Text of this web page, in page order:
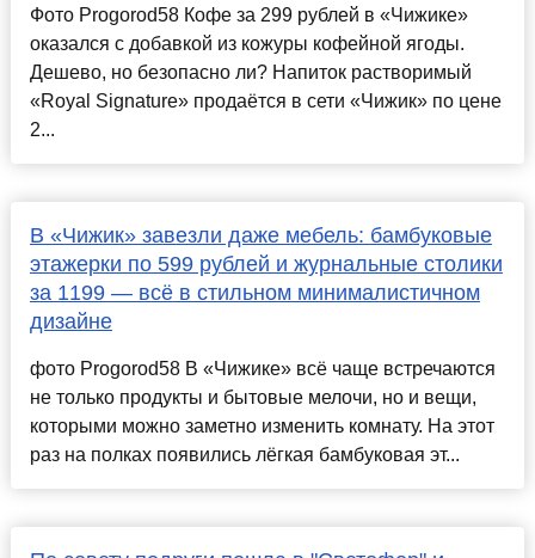
Фото Progorod58 Кофе за 299 рублей в «Чижике»
оказался с добавкой из кожуры кофейной ягоды.
Дешево, но безопасно ли? Напиток растворимый
«Royal Signature» продаётся в сети «Чижик» по цене
2...
В «Чижик» завезли даже мебель: бамбуковые
этажерки по 599 рублей и журнальные столики
за 1199 — всё в стильном минималистичном
дизайне
фото Progorod58 В «Чижике» всё чаще встречаются
не только продукты и бытовые мелочи, но и вещи,
которыми можно заметно изменить комнату. На этот
раз на полках появились лёгкая бамбуковая эт...